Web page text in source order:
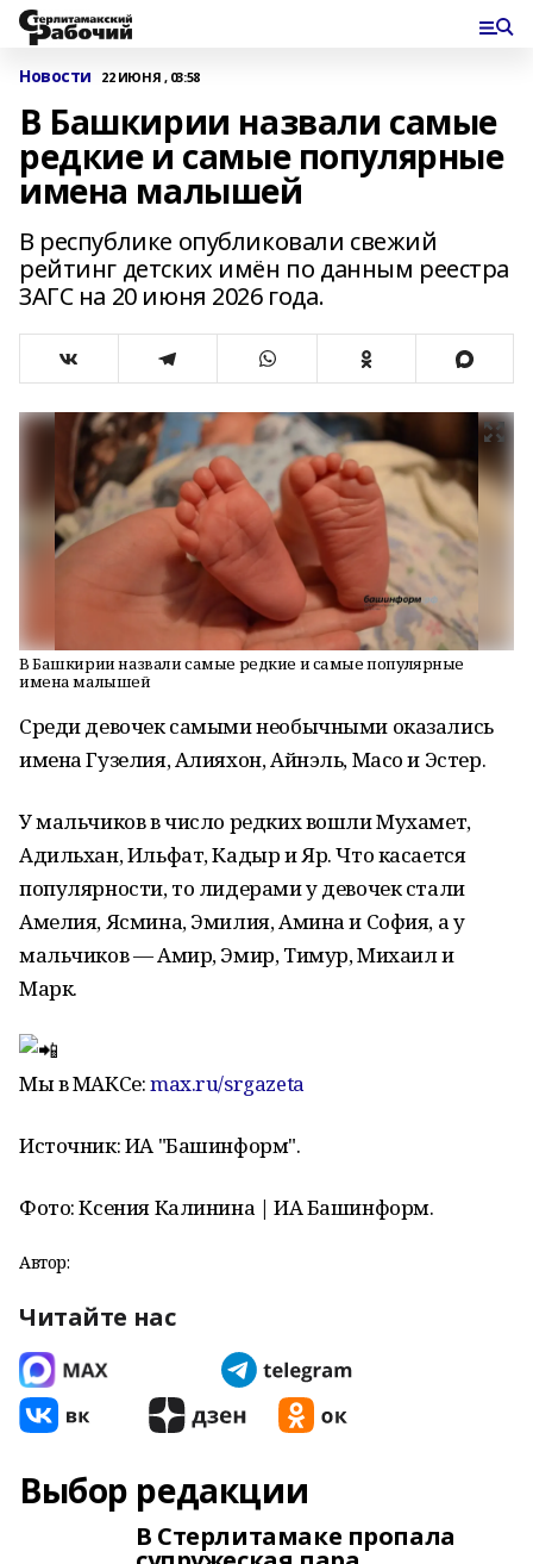
Новости 22 ИЮНЯ , 03:58
В Башкирии назвали самые
редкие и самые популярные
имена малышей
В республике опубликовали свежий
рейтинг детских имён по данным реестра
ЗАГС на 20 июня 2026 года.
В Башкирии назвали самые редкие и самые популярные
имена малышей
Среди девочек самыми необычными оказались
имена Гузелия, Алияхон, Айнэль, Масо и Эстер.
У мальчиков в число редких вошли Мухамет,
Адильхан, Ильфат, Кадыр и Яр. Что касается
популярности, то лидерами у девочек стали
Амелия, Ясмина, Эмилия, Амина и София, а у
мальчиков — Амир, Эмир, Тимур, Михаил и
Марк.
Мы в МАКСе:max.ru/srgazeta
Источник: ИА "Башинформ".
Фото: Ксения Калинина | ИА Башинформ.
Автор:
Читайте нас
Выбор редакции
В Стерлитамаке пропала